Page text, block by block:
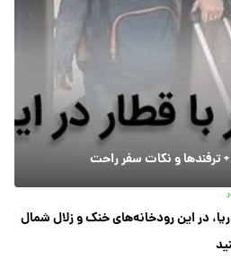
+ ترفندها و نکات سفر راحت
در این رودخانه‌های خنک و زلال شمال